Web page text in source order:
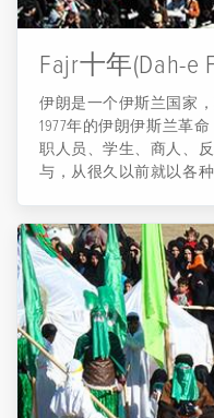
Fajr十年(Dah-e
伊朗是一个伊斯兰国家
1977年的伊朗伊斯兰革
职人员、学生、商人、
与，从很久以前就以各
Mordad政变）及其同时
兰运动的原因可以归结
对美国、国王的决策没
人的腐败和没有信仰的
由主义、政府的压迫和
发达和缺乏便利设施。 在2月11日的反皇家革命之后，穆斯
林群众的斗争终于获得
和国在什叶派神职人员